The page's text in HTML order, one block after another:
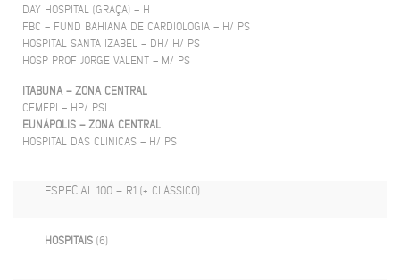
DAY HOSPITAL (GRAÇA) – H
FBC – FUND BAHIANA DE CARDIOLOGIA – H/ PS
HOSPITAL SANTA IZABEL – DH/ H/ PS
HOSP PROF JORGE VALENT – M/ PS
ITABUNA – ZONA CENTRAL
CEMEPI – HP/ PSI
EUNÁPOLIS – ZONA CENTRAL
HOSPITAL DAS CLINICAS – H/ PS
ESPECIAL 100 – R1 (+ CLÁSSICO)
HOSPITAIS (6)